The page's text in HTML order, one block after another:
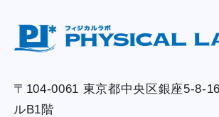
〒104-0061 東京都中央区銀座5-8-
ルB1階